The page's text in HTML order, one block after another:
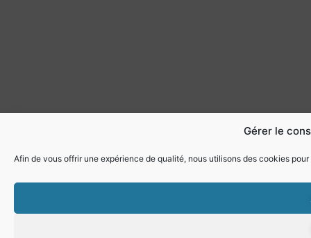
Gérer le
Afin de vous offrir une expérience de qualité, nous utilisons des cookies